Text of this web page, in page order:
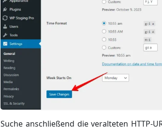
Suche anschließend die veralteten HTTP-